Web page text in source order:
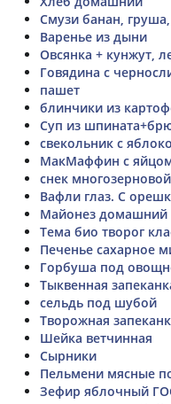
Смузи банан,
Варенье из дыни
Овсянка + кунжут,
Говядина с
пашет
блинчики из
Суп из
свекольник с
МакМаффин с
снек многозерновой
Вафли глаз. С
Майонез домашний
Тема био творог
Печенье сахарное
Горбуша под
Тыквенная
сельдь под шубой
Творожная
Шейка ветчинная
Сырники
Пельмени мясные
Зефир яблочный